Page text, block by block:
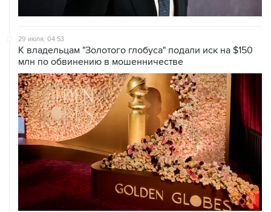
29 июля, 04:53
К владельцам "Золотого глобуса" подали иск на $150
млн по обвинению в мошенничестве